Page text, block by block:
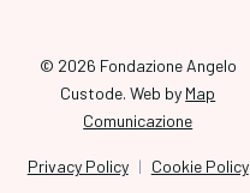
© 2026 Fondazione Angelo
Custode. Web by Map
Comunicazione
Privacy Policy | Cookie Policy